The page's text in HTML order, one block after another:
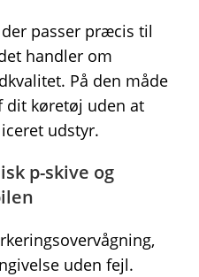
passer præcis til
handler om
På den måde
dit køretøj uden at
udstyr.
p-skive og
uden fejl.